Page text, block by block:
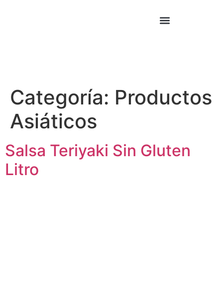
Categoría: Productos
Asiáticos
Salsa Teriyaki Sin Gluten
Litro